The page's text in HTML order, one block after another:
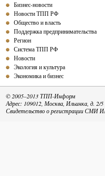
Бизнес-новости
Новости ТПП РФ
Общество и власть
Поддержка предпринимательства
Регион
Система ТПП РФ
Новости
Экология и культура
Экономика и бизнес
© 2005–2013 ТПП-Информ
Адрес: 109012, Москва, Ильинка, д. 2/5
Свидетельство о регистрации СМИ